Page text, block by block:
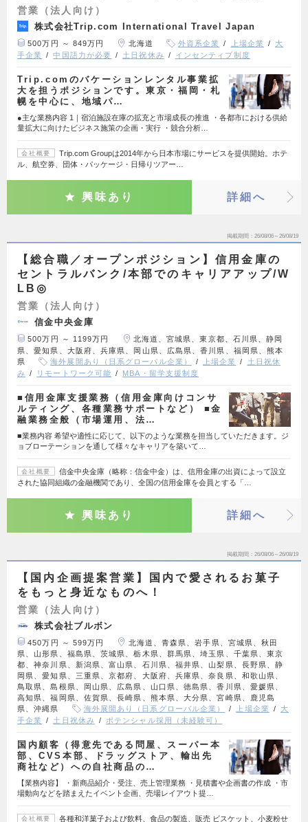
営業（法人向け）
株式会社Trip.com International Travel Japan
500万円 ～ 849万円 北海道 外資系企業 上場企業
大
手企業
中国語力が必要 土日祝休み インセンティブ制度
Trip.comのバケーションレンタル事業拡
大を担うポジションです。東京・福岡・札
幌を中心に、地域パ…
●主な業務内容 1｜宿泊施設在庫の拡充と市場成長の推進 ・各都市における供給
量拡大に向けたビジネス施策の企画・実行 ・競合分析…
会社概要
Trip.com Groupは2014年から日本市場にサービスを提供開始。ホテ
ル、航空券、団体・パッケージ・日帰りツアー…
興味あり 詳細へ
掲載期間 26/08/06～26/08/19
【総合職／オープンポジション】信用金庫の
セントラルバンク/本部でのキャリアアップ/W
LB◎
営業（法人向け）
信金中央金庫
500万円 ～ 1199万円
北海道、宮城県、東京都、石川県、静岡
県、愛知県、大阪府、兵庫県、岡山県、広島県、香川県、福岡県、熊本
県
海外展開あり（日系グローバル企業） 上場企業
土日祝休
み
リモートワーク可能 MBA・留学支援制度
■信用金庫支援業務（信用金庫向けコンサ
ルティング、各種業務サポートなど） ■金
融業務全般（市場運用、法…
■業務内容 希望や適性に応じて、以下のような業務を担当していただきます。ジ
ョブローテーションを通して様々なキャリアを築いて…
会社概要
信金中央金庫（略称：信金中金）は、信用金庫の出資によって設立
された協同組織の金融機関であり、全国の信用金庫を会員とする「…
興味あり 詳細へ
掲載期間 26/08/06～26/08/19
【国内企画提案営業】国内で愛されるお菓子
をもっと身近なものへ！
営業（法人向け）
株式会社ブルボン
450万円 ～ 599万円
北海道、青森県、岩手県、宮城県、秋田
県、山形県、福島県、茨城県、栃木県、群馬県、埼玉県、千葉県、東京
都、神奈川県、新潟県、富山県、石川県、福井県、山梨県、長野県、静
岡県、愛知県、三重県、京都府、大阪府、兵庫県、奈良県、和歌山県、
鳥取県、島根県、岡山県、広島県、山口県、徳島県、香川県、愛媛県、
高知県、福岡県、佐賀県、長崎県、熊本県、大分県、宮崎県、鹿児島
県、沖縄県
海外展開あり（日系グローバル企業） 上場企業
大
手企業
土日祝休み ポテンシャル採用（未経験可）
国内顧客（得意先である問屋、スーパー本
部、CVS本部、ドラッグストア、輸出先
商社など）への自社商品の…
【業務内容】 ・新商品紹介・受注、売上管理業務 ・見積書や企画書の作成 ・市
場動向などを踏まえたイベント企画、売場レイアウト提…
会社概要 各種和洋菓子および飲料、食品の製造、販売 ビスケット、小麦粉せ